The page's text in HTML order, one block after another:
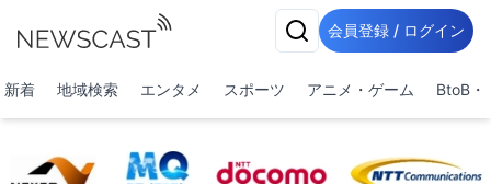
会員登録 / ログイン
新着 地域検索 エンタメ スポーツ アニメ・ゲーム BtoB・